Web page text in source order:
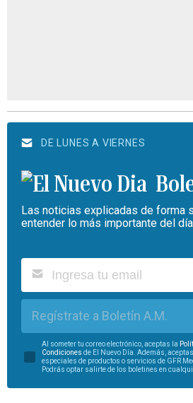
DE LUNES A VIERNES
Las noticias explicadas de forma
entender lo más importante del
Regístrate a Boletín A.M.
Al someter tu correo electrónico, aceptas la
Condiciones de El Nuevo Día. Además,
especiales de productos o servicios de GFR
Podrás optar salirte de los boletines en